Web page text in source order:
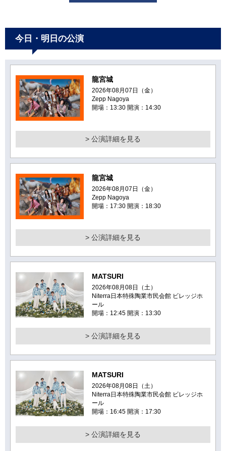
今日・明日の公演
龍宮城
2026年08月07日（金）
Zepp Nagoya
開場：13:30 開演：14:30
> 公演詳細を見る
龍宮城
2026年08月07日（金）
Zepp Nagoya
開場：17:30 開演：18:30
> 公演詳細を見る
MATSURI
2026年08月08日（土）
Niterra日本特殊陶業市民会館 ビレッジホ
ール
開場：12:45 開演：13:30
> 公演詳細を見る
MATSURI
2026年08月08日（土）
Niterra日本特殊陶業市民会館 ビレッジホ
ール
開場：16:45 開演：17:30
> 公演詳細を見る